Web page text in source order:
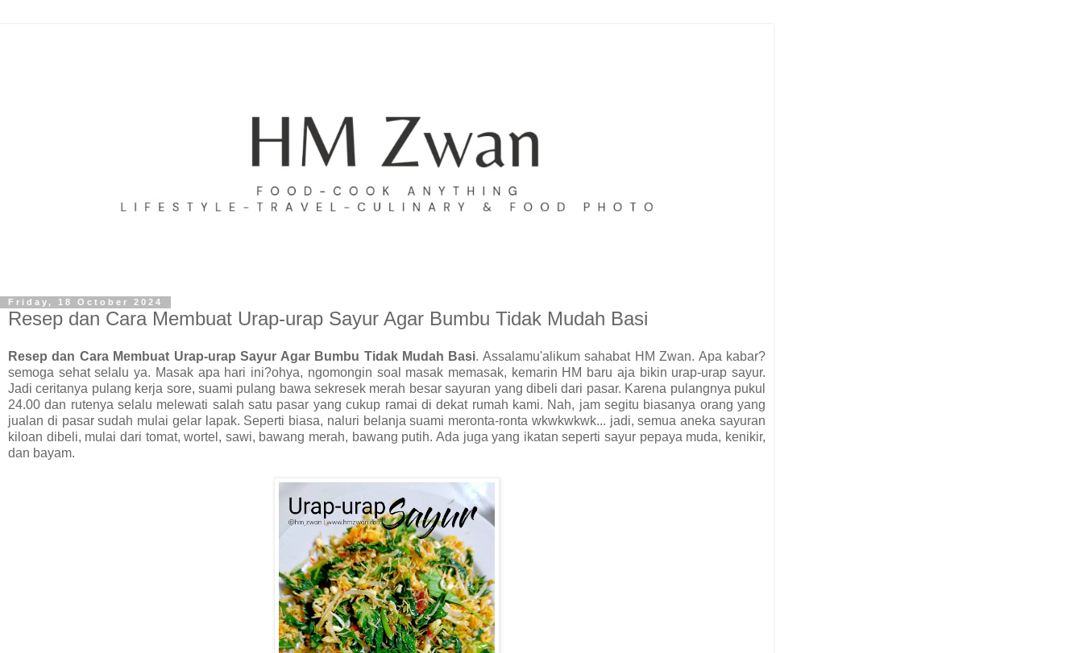
Friday, 18 October 2024
Resep dan Cara Membuat Urap-urap Sayur Agar Bumbu Tidak Mudah Basi
Resep dan Cara Membuat Urap-urap Sayur Agar Bumbu Tidak Mudah Basi. Assalamu'alikum sahabat HM Zwan. Apa kabar?
semoga sehat selalu ya. Masak apa hari ini?ohya, ngomongin soal masak memasak, kemarin HM baru aja bikin urap-urap sayur.
Jadi ceritanya pulang kerja sore, suami pulang bawa sekresek merah besar sayuran yang dibeli dari pasar. Karena pulangnya pukul
24.00 dan rutenya selalu melewati salah satu pasar yang cukup ramai di dekat rumah kami. Nah, jam segitu biasanya orang yang
jualan di pasar sudah mulai gelar lapak. Seperti biasa, naluri belanja suami meronta-ronta wkwkwkwk... jadi, semua aneka sayuran
kiloan dibeli, mulai dari tomat, wortel, sawi, bawang merah, bawang putih. Ada juga yang ikatan seperti sayur pepaya muda, kenikir,
dan bayam.